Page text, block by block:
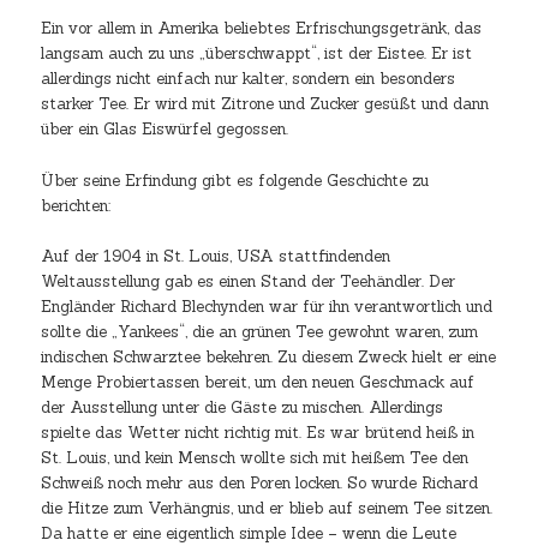
Ein vor allem in Amerika beliebtes Erfrischungsgetränk, das
langsam auch zu uns „überschwappt“, ist der Eistee. Er ist
allerdings nicht einfach nur kalter, sondern ein besonders
starker Tee. Er wird mit Zitrone und Zucker gesüßt und dann
über ein Glas Eiswürfel gegossen.
Über seine Erfindung gibt es folgende Geschichte zu
berichten:
Auf der 1904 in St. Louis, USA stattfindenden
Weltausstellung gab es einen Stand der Teehändler. Der
Engländer Richard Blechynden war für ihn verantwortlich und
sollte die „Yankees“, die an grünen Tee gewohnt waren, zum
indischen Schwarztee bekehren. Zu diesem Zweck hielt er eine
Menge Probiertassen bereit, um den neuen Geschmack auf
der Ausstellung unter die Gäste zu mischen. Allerdings
spielte das Wetter nicht richtig mit. Es war brütend heiß in
St. Louis, und kein Mensch wollte sich mit heißem Tee den
Schweiß noch mehr aus den Poren locken. So wurde Richard
die Hitze zum Verhängnis, und er blieb auf seinem Tee sitzen.
Da hatte er eine eigentlich simple Idee – wenn die Leute